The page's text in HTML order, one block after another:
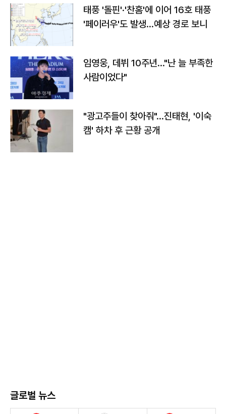
태풍 '돌핀'·'찬홈'에 이어 16호 태풍
'페이러우'도 발생…예상 경로 보니
임영웅, 데뷔 10주년…"난 늘 부족한
사람이었다"
"광고주들이 찾아줘"…진태현, '이숙
캠' 하차 후 근황 공개
글로벌 뉴스